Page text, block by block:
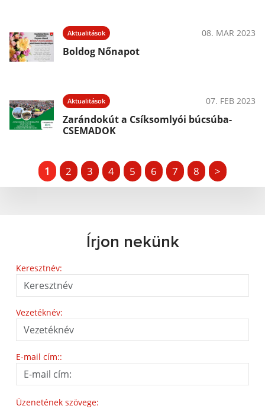
Aktualitások 08. MAR 2023
Boldog Nőnapot
Aktualitások 07. FEB 2023
Zarándokút a Csíksomlyói búcsúba-
CSEMADOK
1 2 3 4 5 6 7 8 >
Írjon nekünk
Keresztnév:
Vezetéknév:
E-mail cím::
Üzenetének szövege: